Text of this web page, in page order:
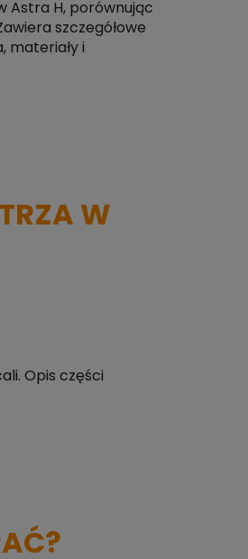
Astra H, porównując
szczegółowe
materiały i
W
Opis części